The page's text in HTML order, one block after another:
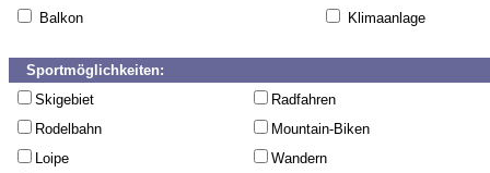
Balkon
Klimaanlage
Sportmöglichkeiten:
Skigebiet
Radfahren
Rodelbahn
Mountain-Biken
Loipe
Wandern